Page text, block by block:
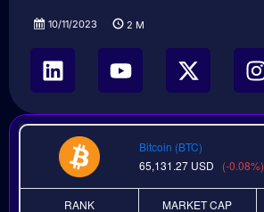
10/11/2023 2 M
Bitcoin (BTC)
65,131.27 USD (-0.08%)
RANK
MARKET CAP